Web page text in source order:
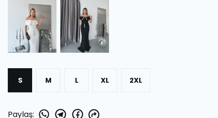
S M L XL 2XL
Paylaş: